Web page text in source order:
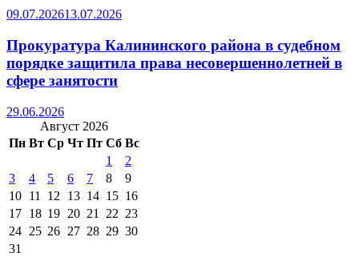
09.07.202613.07.2026
Прокуратура Калининского района в судебном
порядке защитила права несовершеннолетней в
сфере занятости
29.06.2026
Август 2026
Пн Вт Ср Чт Пт Сб Вс
1
2
3
4 5 6 7 8
9
10 11 12 13 14 15 16
17 18 19 20 21 22 23
24 25 26 27 28 29 30
31